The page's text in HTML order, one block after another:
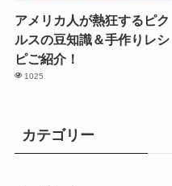
アメリカ人が熱狂するピク
ルスの豆知識＆手作りレシ
ピご紹介！
1025
カテゴリー